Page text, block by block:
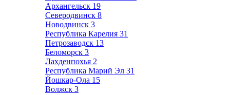
Архангельск 19
Северодвинск 8
Новодвинск 3
Республика Карелия 31
Петрозаводск 13
Беломорск 3
Лахденпохья 2
Республика Марий Эл 31
Йошкар-Ола 15
Волжск 3